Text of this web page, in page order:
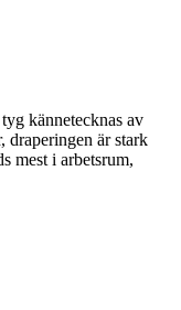
kännetecknas av
draperingen är stark
mest i arbetsrum,